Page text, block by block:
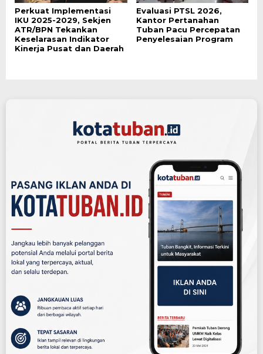
Perkuat Implementasi
IKU 2025-2029, Sekjen
ATR/BPN Tekankan
Keselarasan Indikator
Kinerja Pusat dan Daerah
Evaluasi PTSL 2026,
Kantor Pertanahan
Tuban Pacu Percepatan
Penyelesaian Program